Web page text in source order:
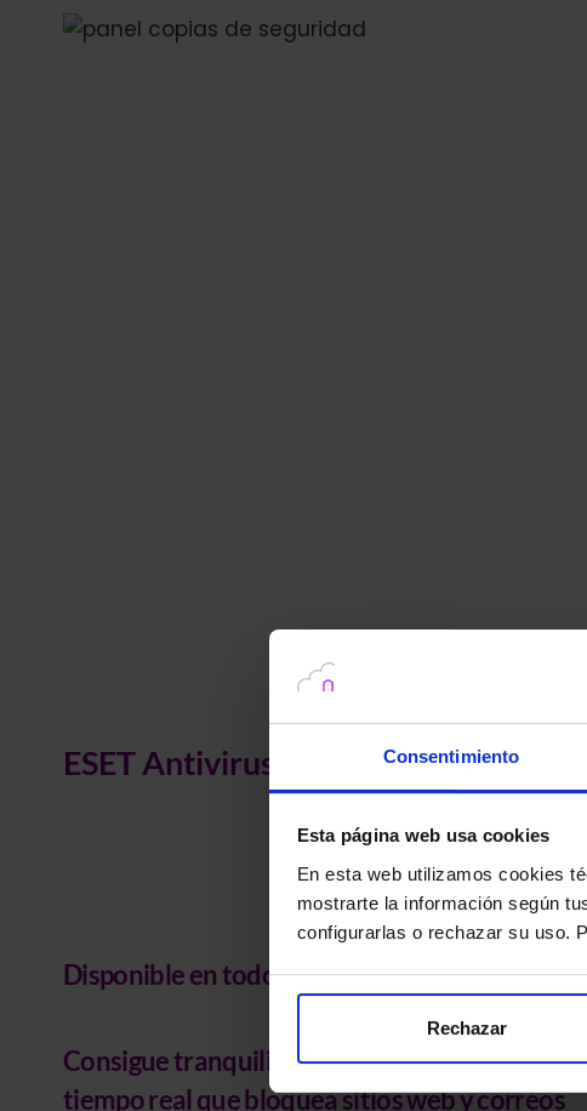
Consentimiento
Esta página web usa cookies
En esta web utilizamos cookies
mostrarte la información según
configurarlas o rechazar su uso.
Rechazar
ESET Antivirus
Disponible en todos los planes
Consigue tranquilidad con laprotección 24/7
tiempo real que bloquea sitios web y correos